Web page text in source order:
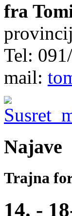
fra
Tel:
mail:
Najave
Trajna
14. -